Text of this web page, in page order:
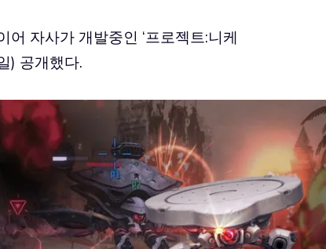
어 자사가 개발중인 ‘프로젝트:니케
) 공개했다.